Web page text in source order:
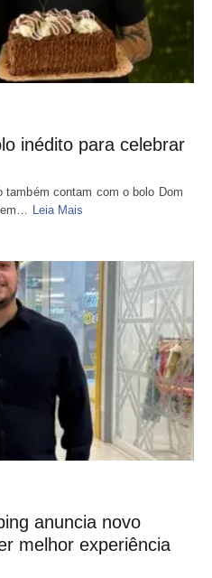
inédito para celebrar
também contam com o bolo Dom
Leia Mais
anuncia novo
melhor experiência